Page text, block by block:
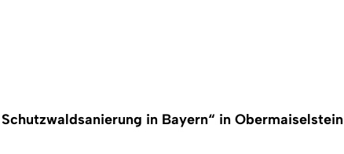
in Bayern“ in Obermaiselstein